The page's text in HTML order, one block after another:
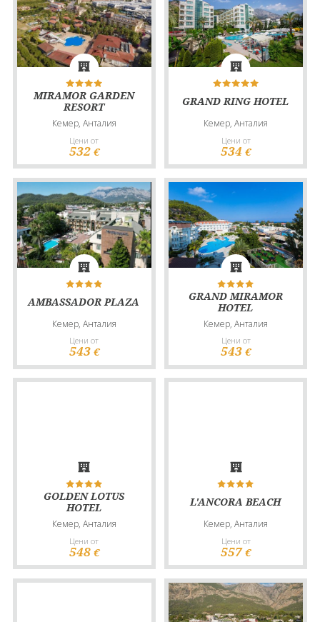
MIRAMOR GARDEN
RESORT
Кемер, Анталия
Цени от
532 €
GRAND RING HOTEL
Кемер, Анталия
Цени от
534 €
AMBASSADOR PLAZA
Кемер, Анталия
Цени от
543 €
GRAND MIRAMOR
HOTEL
Кемер, Анталия
Цени от
543 €
GOLDEN LOTUS
HOTEL
Кемер, Анталия
Цени от
548 €
L'ANCORA BEACH
Кемер, Анталия
Цени от
557 €